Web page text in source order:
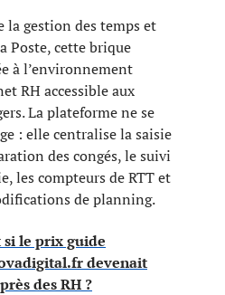
la gestion des temps et
Poste, cette brique
à l’environnement
RH accessible aux
La plateforme ne se
: elle centralise la saisie
des congés, le suivi
les compteurs de RTT et
de planning.
si le prix guide
devenait
des RH ?